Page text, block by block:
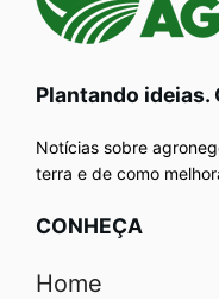
Plantando ideias.
Notícias sobre
terra e de como
CONHEÇA
Home